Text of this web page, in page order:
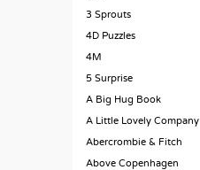
3 Sprouts
4D Puzzles
4M
5 Surprise
A Big Hug Book
A Little Lovely Company
Abercrombie & Fitch
Above Copenhagen